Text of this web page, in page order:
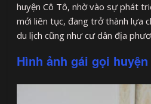
huyện Cô Tô, nhờ vào sự phát
mới liên tục, đang trở thành lựa
du lịch cũng như cư dân địa
Hình ảnh gái gọi huyện